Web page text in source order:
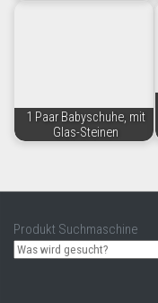
1 Paar Babyschuhe, mit
Glas-Steinen
Produkt Suchmaschine